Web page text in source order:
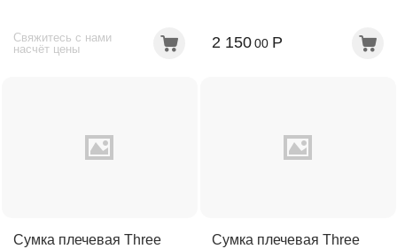
Свяжитесь с нами
насчёт цены
2 150 00 Р
Сумка плечевая Three Сумка плечевая Three